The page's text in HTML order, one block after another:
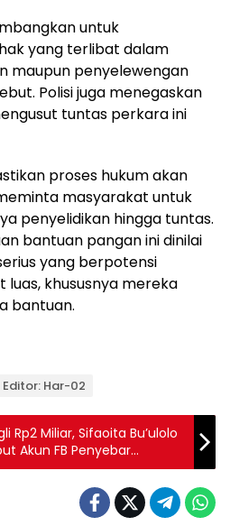
untuk
yang terlibat dalam
maupun penyelewengan
Polisi juga menegaskan
tuntas perkara ini
proses hukum akan
masyarakat untuk
penyelidikan hingga tuntas.
bantuan pangan ini dinilai
yang berpotensi
khususnya mereka
bantuan.
Editor: Har-02
Rp2 Miliar, Sifaoita Bu’ulolo
Akun FB Penyebar